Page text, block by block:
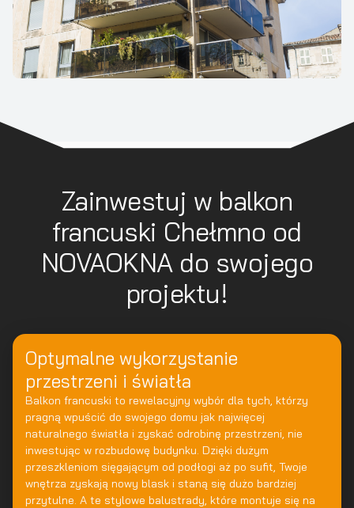
Zainwestuj w balkon
francuski Chełmno od
NOVAOKNA do swojego
projektu!
Optymalne wykorzystanie
przestrzeni i światła
Balkon francuski to rewelacyjny wybór dla tych, którzy
pragną wpuścić do swojego domu jak najwięcej
naturalnego światła i zyskać odrobinę przestrzeni, nie
inwestując w rozbudowę budynku. Dzięki dużym
przeszkleniom sięgającym od podłogi aż po sufit, Twoje
wnętrza zyskają nowy blask i staną się dużo bardziej
przytulne. A te stylowe balustrady, które montuje się na